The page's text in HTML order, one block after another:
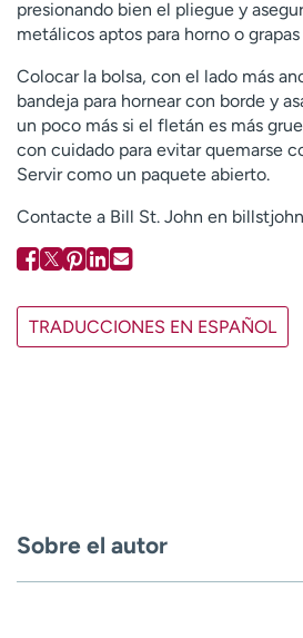
presionando bien el pliegue y
metálicos aptos para horno o
Colocar la bolsa, con el lado más
bandeja para hornear con borde y
un poco más si el fletán es más
con cuidado para evitar quemarse
Servir como un paquete abierto.
Contacte a Bill St. John en
TRADUCCIONES EN ESPAÑOL
Sobre el autor